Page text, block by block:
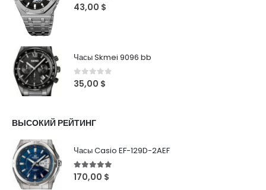
0 out of 5
43,00 $
Часы Skmei 9096 bb
0out of 5
35,00 $
ВЫСОКИЙ РЕЙТИНГ
Часы Casio EF-129D-2AEF
5out of 5
170,00 $